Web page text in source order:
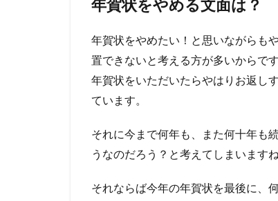
年賀状をやめる文面は？
年賀状をやめたい！と思いながらも
置できないと考える方が多いからです
年賀状をいただいたらやはりお返し
ています。
それに今まで何年も、また何十年も
うなのだろう？と考えてしまいますね
それならば今年の年賀状を最後に、